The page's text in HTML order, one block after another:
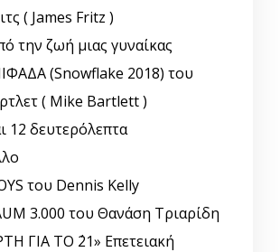
( James Fritz )
την ζωή μιας γυναίκας
(Snowflake 2018) του
( Mike Bartlett )
12 δευτερόλεπτα
του Dennis Kelly
3.000 του Θανάση Τριαρίδη
ΓΙΑ ΤΟ ΄21» Επετειακή